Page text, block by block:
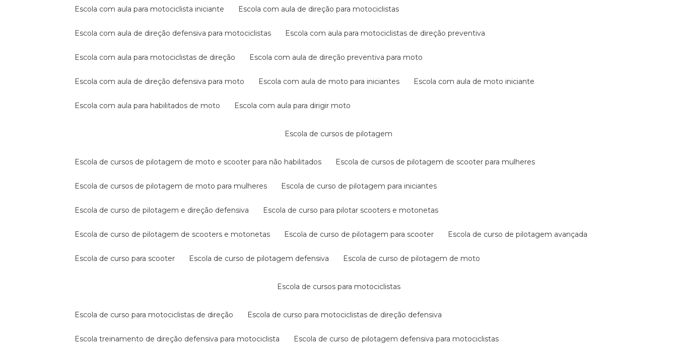
escola com aula para motociclista iniciante escola com aula de direção para motociclistas
escola com aula de direção defensiva para motociclistas escola com aula para motociclistas de direção preventiva
escola com aula para motociclistas de direção escola com aula de direção preventiva para moto
escola com aula de direção defensiva para moto escola com aula de moto para iniciantes escola com aula de moto iniciante
escola com aula para habilitados de moto escola com aula para dirigir moto
escola de cursos de pilotagem
escola de cursos de pilotagem de moto e scooter para não habilitados escola de cursos de pilotagem de scooter para mulheres
escola de cursos de pilotagem de moto para mulheres escola de curso de pilotagem para iniciantes
escola de curso de pilotagem e direção defensiva escola de curso para pilotar scooters e motonetas
escola de curso de pilotagem de scooters e motonetas escola de curso de pilotagem para scooter escola de curso de pilotagem avançada
escola de curso para scooter escola de curso de pilotagem defensiva escola de curso de pilotagem de moto
escola de cursos para motociclistas
escola de curso para motociclistas de direção escola de curso para motociclistas de direção defensiva
escola treinamento de direção defensiva para motociclista escola de curso de pilotagem defensiva para motociclistas